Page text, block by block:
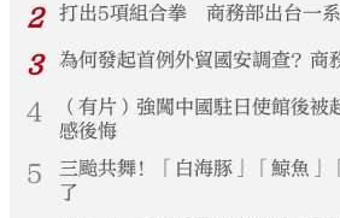
2 打出5項組合拳 商務部出台一
3 為何發起首例外貿國安調查？商
4
（有片）強闖中國駐日使館後
感後悔
5
三颱共舞！「白海豚」「鯨魚」
了